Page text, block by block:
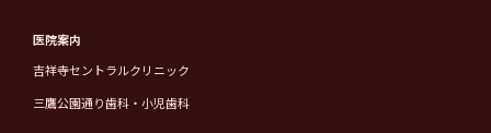
医院案内
吉祥寺セントラルクリニック
三鷹公園通り歯科・小児歯科